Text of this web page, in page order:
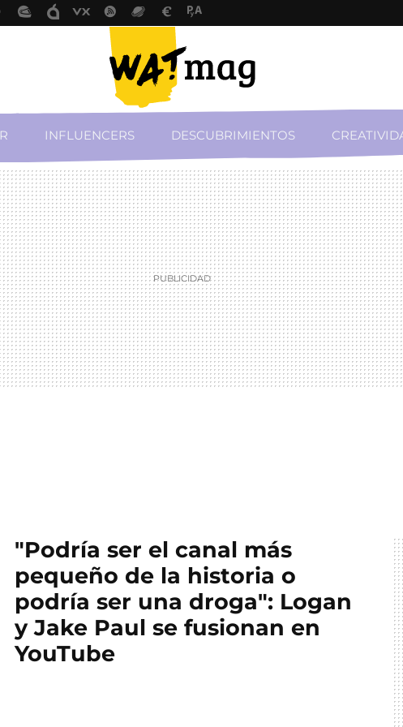
INFLUENCERS DESCUBRIMIENTOS
"Podría ser el canal más
pequeño de la historia o
podría ser una droga": Logan
y Jake Paul se fusionan en
YouTube